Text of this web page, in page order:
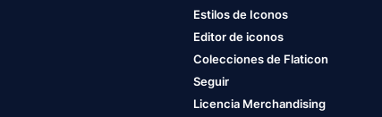
Estilos de Iconos
Editor de iconos
Colecciones de Flaticon
Seguir
Licencia Merchandising